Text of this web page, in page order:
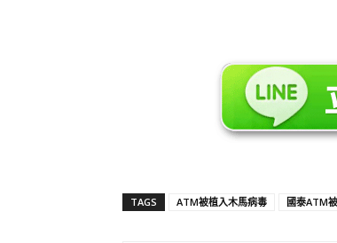
TAGS ATM被植入木馬病毒 國泰ATM